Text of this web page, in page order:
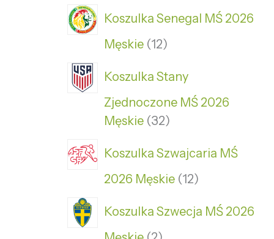
Koszulka Senegal MŚ 2026
Męskie 12
Koszulka Stany
Zjednoczone MŚ 2026
Męskie 32
Koszulka Szwajcaria MŚ
2026 Męskie 12
Koszulka Szwecja MŚ 2026